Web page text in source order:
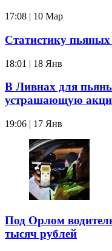
17:08 | 10 Мар
Статистику
18:01 | 18 Янв
В Ливнах для
устрашающую
19:06 | 17 Янв
Под Орлом
тысяч рублей